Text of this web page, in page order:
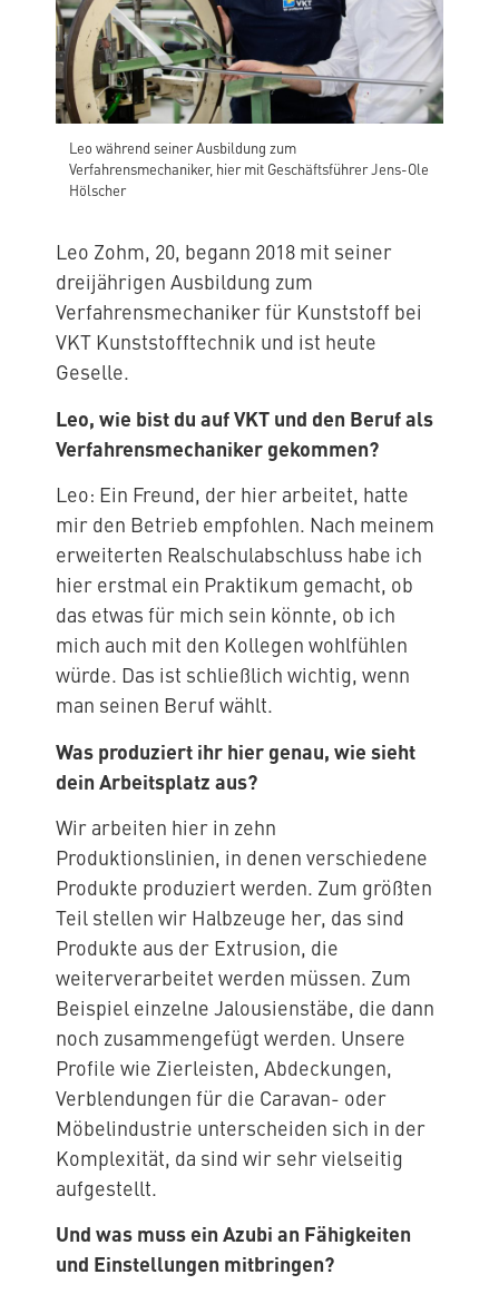
Leo während seiner Ausbildung zum
Verfahrensmechaniker, hier mit Geschäftsführer Jens-Ole
Hölscher
Leo Zohm, 20, begann 2018 mit seiner
dreijährigen Ausbildung zum
Verfahrensmechaniker für Kunststoff bei
VKT Kunststofftechnik und ist heute
Geselle.
Leo, wie bist du auf VKT und den Beruf als
Verfahrensmechaniker gekommen?
Leo: Ein Freund, der hier arbeitet, hatte
mir den Betrieb empfohlen. Nach meinem
erweiterten Realschulabschluss habe ich
hier erstmal ein Praktikum gemacht, ob
das etwas für mich sein könnte, ob ich
mich auch mit den Kollegen wohlfühlen
würde. Das ist schließlich wichtig, wenn
man seinen Beruf wählt.
Was produziert ihr hier genau, wie sieht
dein Arbeitsplatz aus?
Wir arbeiten hier in zehn
Produktionslinien, in denen verschiedene
Produkte produziert werden. Zum größten
Teil stellen wir Halbzeuge her, das sind
Produkte aus der Extrusion, die
weiterverarbeitet werden müssen. Zum
Beispiel einzelne Jalousienstäbe, die dann
noch zusammengefügt werden. Unsere
Profile wie Zierleisten, Abdeckungen,
Verblendungen für die Caravan- oder
Möbelindustrie unterscheiden sich in der
Komplexität, da sind wir sehr vielseitig
aufgestellt.
Und was muss ein Azubi an Fähigkeiten
und Einstellungen mitbringen?